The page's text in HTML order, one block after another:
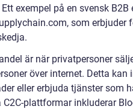
exempel på en svensk
som
är när privatpersoner
över internet. Detta
eller erbjuda tjänster som
C2C-plattformar inkluderar